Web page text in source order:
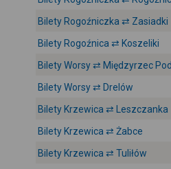
Bilety Rogoźniczka ⇄ Zasiadki
Bilety Rogoźnica ⇄ Koszeliki
Bilety Worsy ⇄ Międzyrzec
Bilety Worsy ⇄ Drelów
Bilety Krzewica ⇄ Leszczanka
Bilety Krzewica ⇄ Żabce
Bilety Krzewica ⇄ Tuliłów